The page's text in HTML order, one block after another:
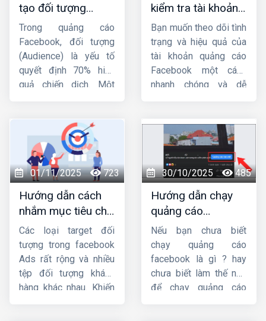
tạo đối tượng
quảng cáo trên
Facebook từ A-Z
Trong quảng cáo
Facebook, đối tượng
(Audience) là yếu tố
quyết định 70% hiệu
quả chiến dịch. Một
nhắm sai tệp người
dùng thì tỷ lệ chuyển
đổi vẫn thấp. Vì vậy,
việc nắm vữngcách
tạo đối tượng quảng
cáo trên Facebook
kỹ năng bắt buộc đối
với bất kỳ nhà quảng
cáo nào, dù bạn là
người mới hay đã chạy
Ads lâu năm.
kiểm tra tài khoản
quảng cáo
facebook đơn giản,
nhanh chóng
Bạn muốn theo dõi tình
trạng và hiệu quả của
tài khoản quảng cáo
Facebook một cách
nhanh chóng và dễ
dẫn bạncách kiểm
tra tài khoản quảng
cáo Facebookđơn
giản và hiệu quả, giúp
bạn nắm bắt mọi thông
tin cần thiết để tối ưu
hóa chiến dịch.
01/11/2025 723
Hướng dẫn cách
nhắm mục tiêu chi
tiết trong quảng
cáo facebook
Các loại target đối
tượng trong facebook
Ads rất rộng và nhiều
tệp đối tượng khách
hàng khác nhau. Khiến
30/10/2025 485
Hướng dẫn chạy
quảng cáo
facebook từ a đến
z từ chuyên gia
Nếu bạn chưa biết
chạy quảng cáo
facebook là gì ? hay
chưa biết làm thế nào
để chạy quảng cáo